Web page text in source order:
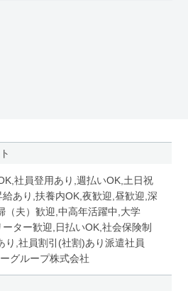
社員登用あり,週払いOK,土日祝
あり,扶養内OK,夜歓迎,昼歓迎,深
（夫）歓迎,中高年活躍中,大学
ター歓迎,日払いOK,社会保険制
り,社員割引(社割)あり派遣社員
グループ株式会社